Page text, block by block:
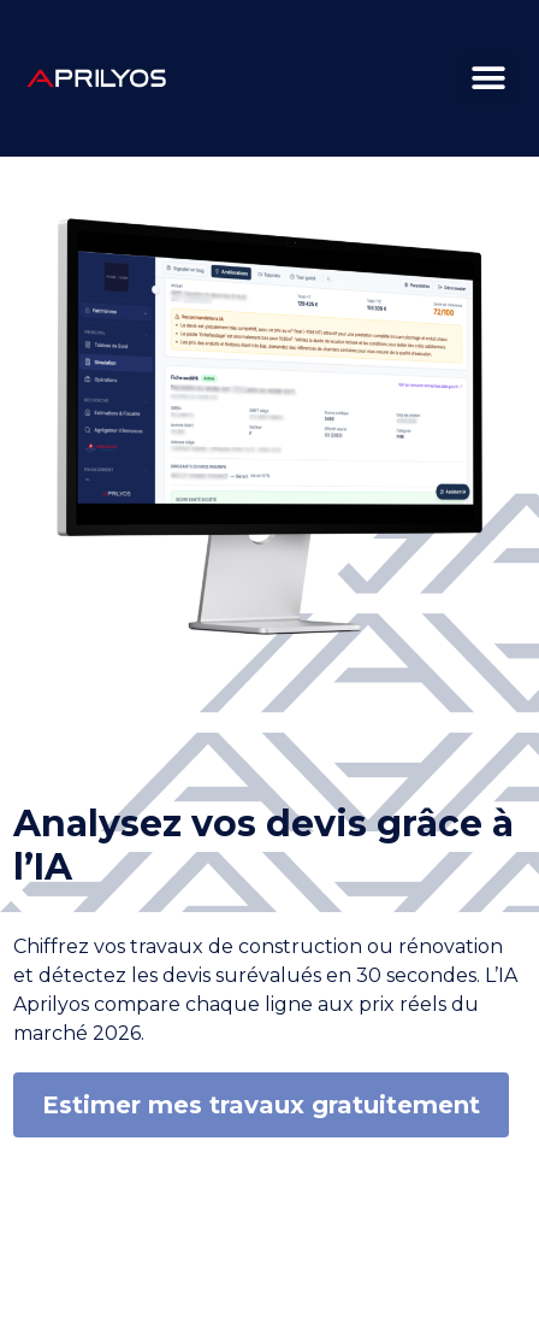
Analysez vos devis grâce à
l’IA
Chiffrez vos travaux de construction ou rénovation
et détectez les devis surévalués en 30 secondes. L’IA
Aprilyos compare chaque ligne aux prix réels du
marché 2026.
Estimer mes travaux gratuitement